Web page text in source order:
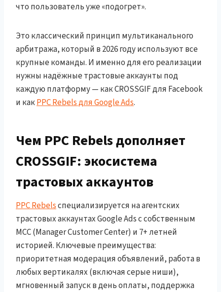
что пользователь уже «подогрет».
Это классический принцип мультиканального
арбитража, который в 2026 году используют все
крупные команды. И именно для его реализации
нужны надёжные трастовые аккаунты под
каждую платформу — как CROSSGIF для Facebook
и какPPC Rebels для Google Ads.
Чем PPC Rebels дополняет
CROSSGIF: экосистема
трастовых аккаунтов
PPC Rebelsспециализируется на агентских
трастовых аккаунтах Google Ads с собственным
MCC (Manager Customer Center) и 7+ летней
историей. Ключевые преимущества:
приоритетная модерация объявлений, работа в
любых вертикалях (включая серые ниши),
мгновенный запуск в день оплаты, поддержка